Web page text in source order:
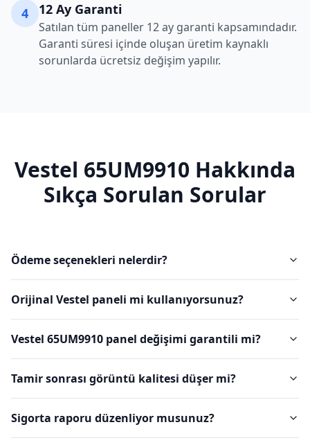
4 12 Ay Garanti
Satılan tüm paneller 12 ay garanti kapsamındadır.
Garanti süresi içinde oluşan üretim kaynaklı
sorunlarda ücretsiz değişim yapılır.
Vestel 65UM9910 Hakkında
Sıkça Sorulan Sorular
Ödeme seçenekleri nelerdir?
Orijinal Vestel paneli mi kullanıyorsunuz?
Vestel 65UM9910 panel değişimi garantili mi?
Tamir sonrası görüntü kalitesi düşer mi?
Sigorta raporu düzenliyor musunuz?